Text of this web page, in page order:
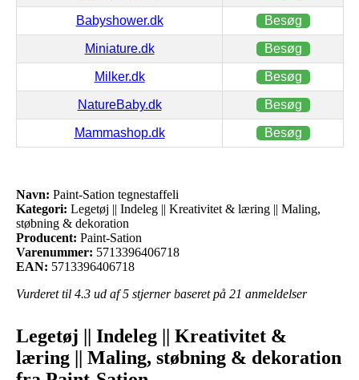
Babyshower.dk Besøg
Miniature.dk Besøg
Milker.dk Besøg
NatureBaby.dk Besøg
Mammashop.dk Besøg
Navn: Paint-Sation tegnestaffeli
Kategori: Legetøj || Indeleg || Kreativitet & læring || Maling,
støbning & dekoration
Producent: Paint-Sation
Varenummer: 5713396406718
EAN: 5713396406718
Vurderet til 4.3 ud af 5 stjerner baseret på 21 anmeldelser
Legetøj || Indeleg || Kreativitet &
læring || Maling, støbning & dekoration